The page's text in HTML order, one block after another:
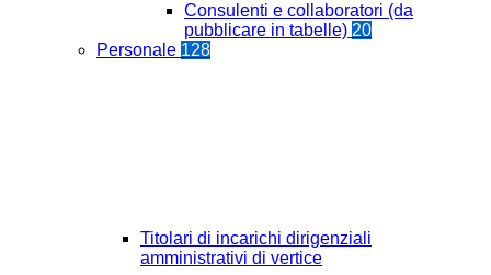
Consulenti e collaboratori (da
pubblicare in tabelle) 20
Personale 128
Titolari di incarichi dirigenziali
amministrativi di vertice